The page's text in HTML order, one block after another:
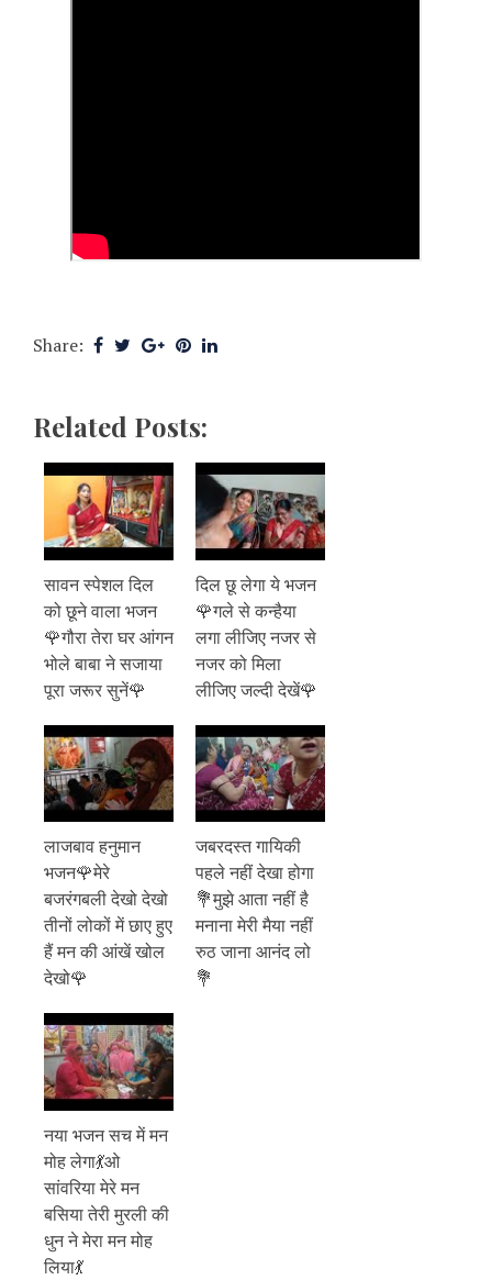
Share:
Related Posts:
सावन स्पेशल दिल
को छूने वाला भजन
🌹गौरा तेरा घर आंगन
भोले बाबा ने सजाया
पूरा जरूर सुनें🌹
दिल छू लेगा ये भजन
🌹गले से कन्हैया
लगा लीजिए नजर से
नजर को मिला
लीजिए जल्दी देखें🌹
लाजबाव हनुमान
भजन🌹मेरे
बजरंगबली देखो देखो
तीनों लोकों में छाए हुए
हैं मन की आंखें खोल
देखो🌹
जबरदस्त गायिकी
पहले नहीं देखा होगा
💐मुझे आता नहीं है
मनाना मेरी मैया नहीं
रुठ जाना आनंद लो
💐
नया भजन सच में मन
मोह लेगा💃ओ
सांवरिया मेरे मन
बसिया तेरी मुरली की
धुन ने मेरा मन मोह
लिया💃